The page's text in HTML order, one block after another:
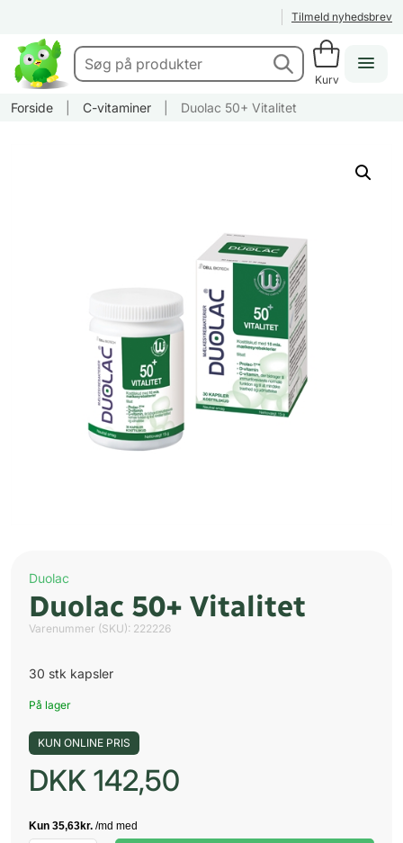
Tilmeld nyhedsbrev
Kurv
Forside C-vitaminer Duolac 50+ Vitalitet
Duolac
Duolac 50+ Vitalitet
Varenummer (SKU): 222226
30 stk kapsler
På lager
KUN ONLINE PRIS
DKK 142,50